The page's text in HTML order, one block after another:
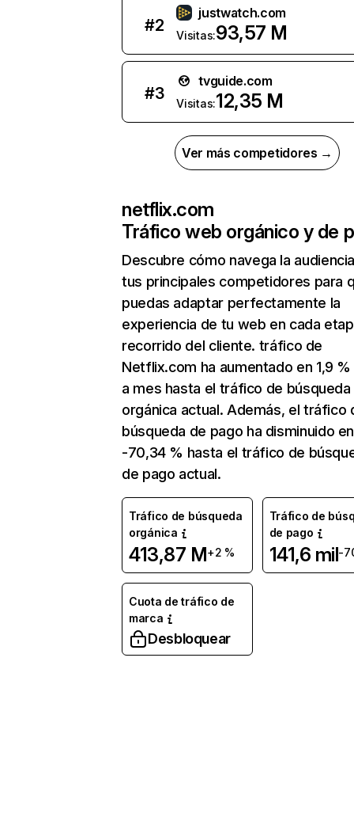
#2
justwatch.com
Visitas:93,57 M
#3
tvguide.com
Visitas:12,35 M
Ver más competidores →
netflix.com
Tráfico web orgánico y de
Descubre cómo navega la
tus principales competidores para
puedas adaptar perfectamente la
experiencia de tu web en cada
recorrido del cliente. tráfico de
Netflix.com ha aumentado en 1,9
a mes hasta el tráfico de búsqueda
orgánica actual. Además, el tráfico
búsqueda de pago ha disminuido en
-70,34 % hasta el tráfico de
de pago actual.
Tráfico de búsqueda
orgánica
413,87 M+2 %
Tráfico de
de pago
141,6 mil-
Cuota de tráfico de
marca
Desbloquear